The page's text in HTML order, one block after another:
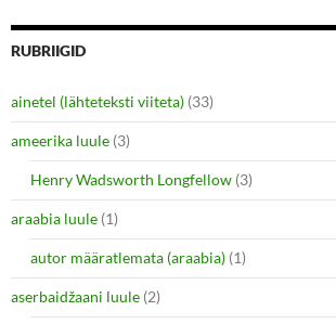
RUBRIIGID
ainetel (lähteteksti viiteta) (33)
ameerika luule (3)
Henry Wadsworth Longfellow (3)
araabia luule (1)
autor määratlemata (araabia) (1)
aserbaidžaani luule (2)